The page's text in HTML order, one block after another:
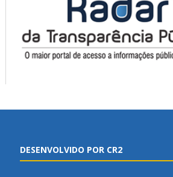
DESENVOLVIDO POR CR2